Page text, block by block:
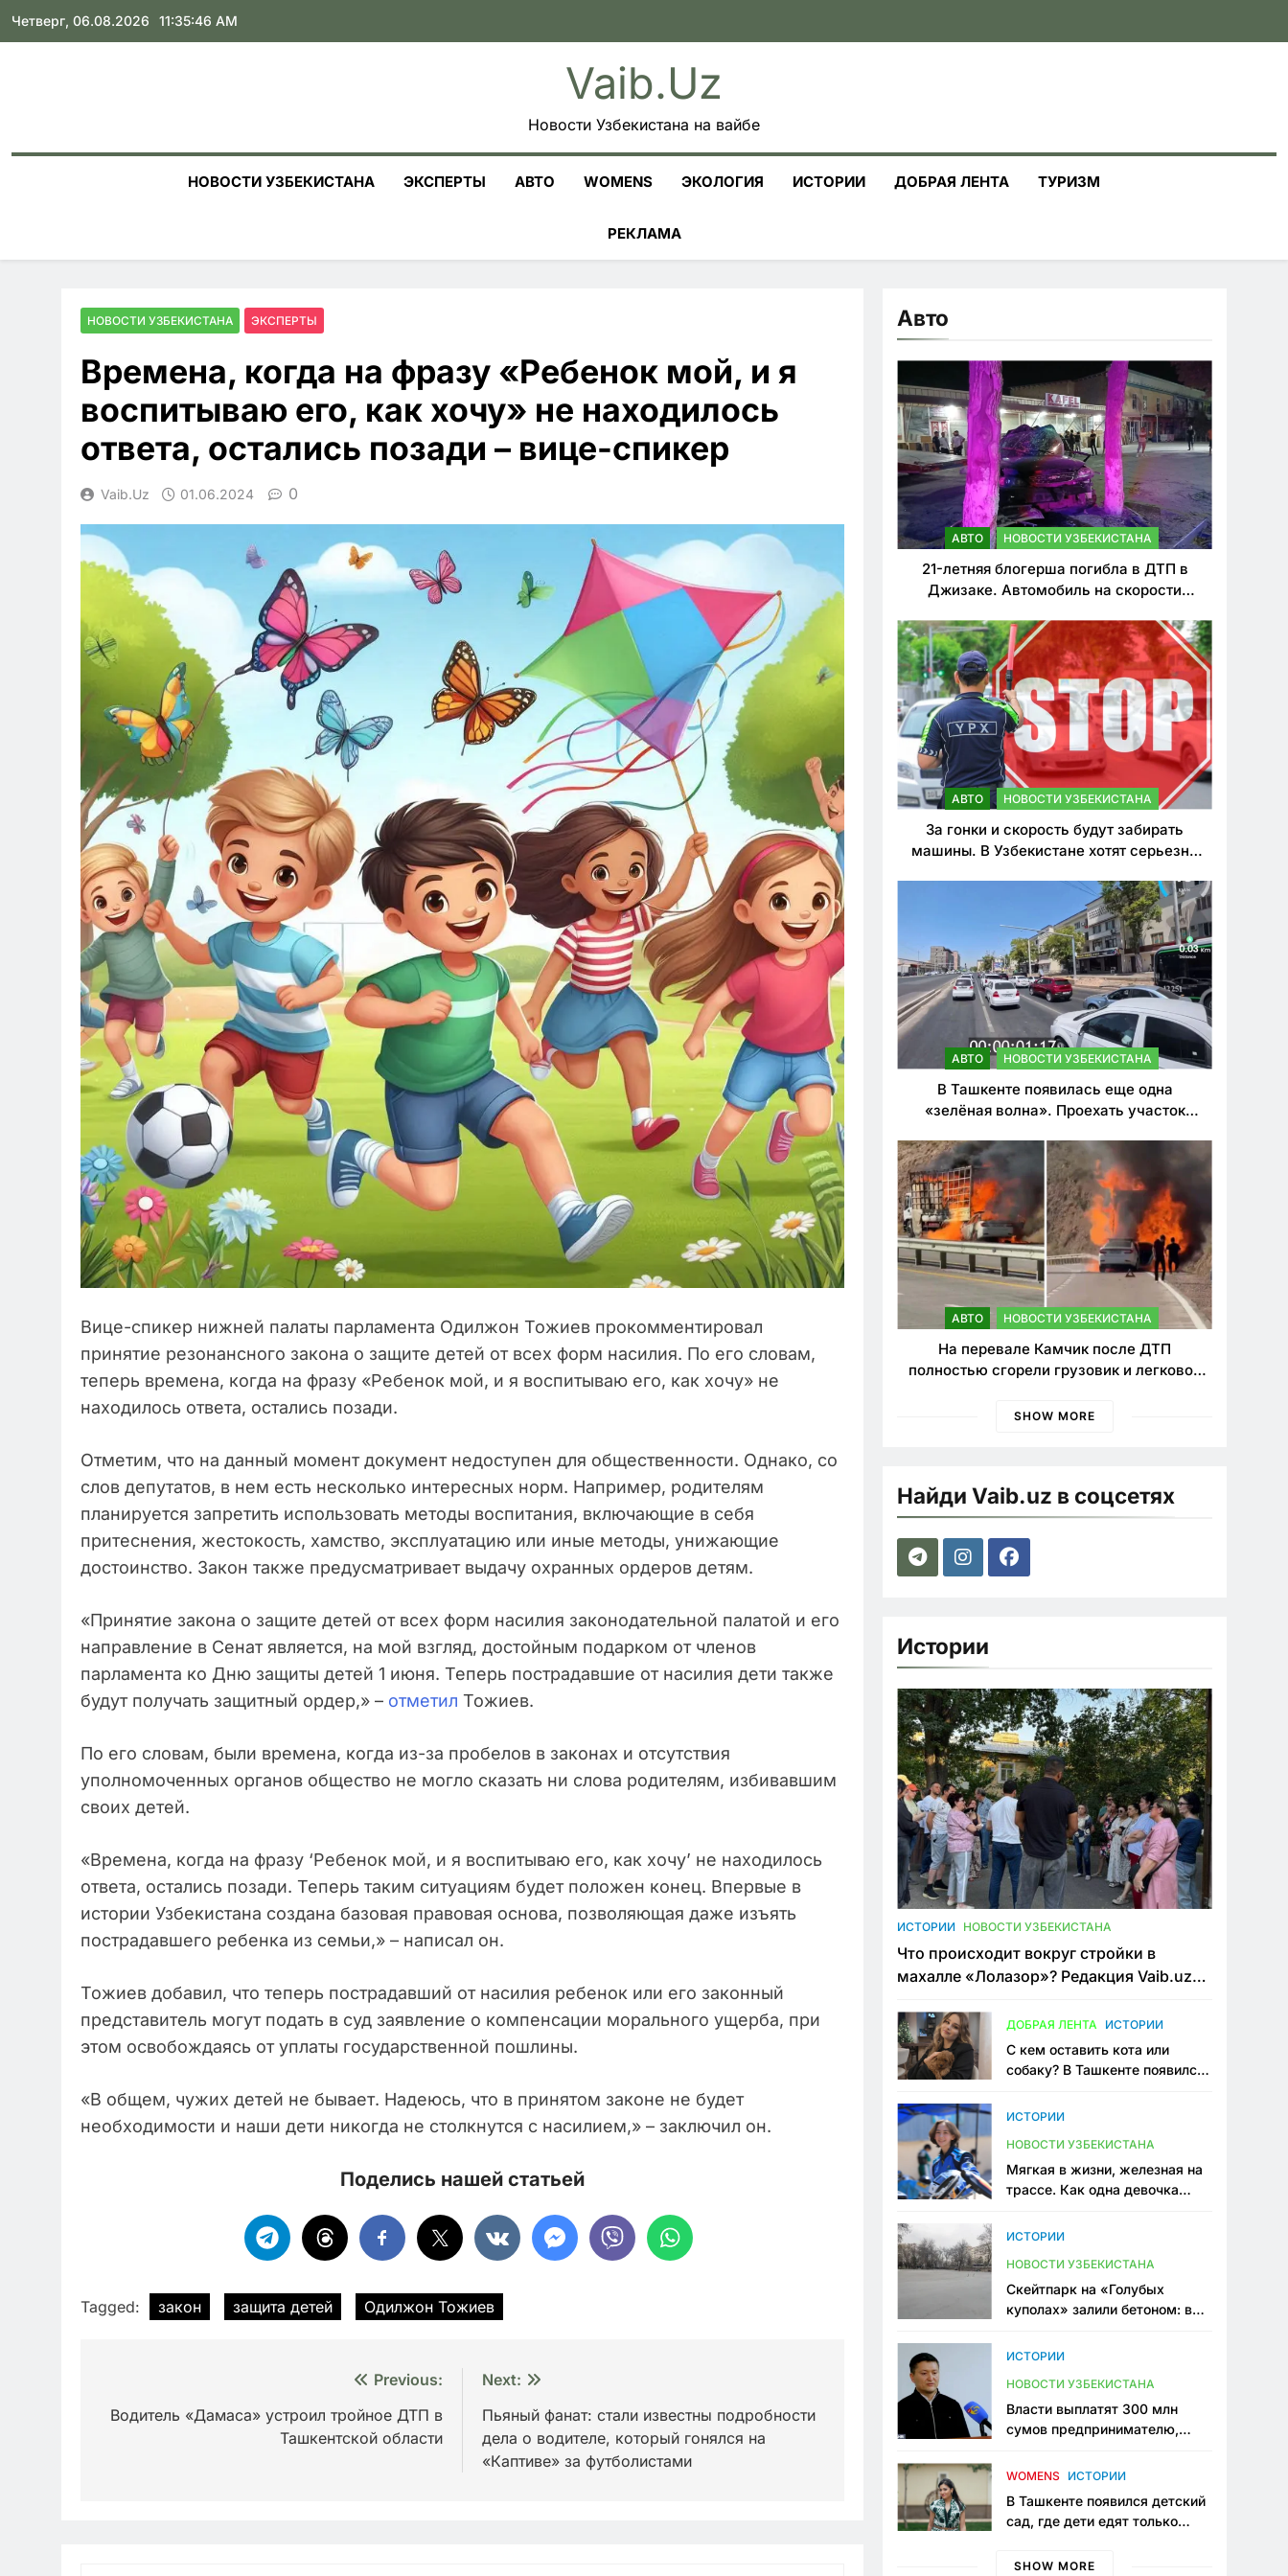
Skip
Четверг, 06.08.2026 11:35:48 AM
Vaib.uz
Новости Узбекистана на вайбе
НОВОСТИ УЗБЕКИСТАНА ЭКСПЕРТЫ АВТО WOMENS ЭКОЛОГИЯ ИСТОРИИ ДОБРАЯ ЛЕНТА ТУРИЗМ
РЕКЛАМА
НОВОСТИ УЗБЕКИСТАНА ЭКСПЕРТЫ
Времена, когда на фразу «Ребенок мой, и я
воспитываю его, как хочу» не находилось
ответа, остались позади – вице-спикер
Vaib.uz 01.06.2024 0
Вице-спикер нижней палаты парламента Одилжон Тожиев прокомментировал
принятие резонансного закона о защите детей от всех форм насилия. По его словам,
теперь времена, когда на фразу «Ребенок мой, и я воспитываю его, как хочу» не
находилось ответа, остались позади.
Отметим, что на данный момент документ недоступен для общественности. Однако, со
слов депутатов, в нем есть несколько интересных норм. Например, родителям
планируется запретить использовать методы воспитания, включающие в себя
притеснения, жестокость, хамство, эксплуатацию или иные методы, унижающие
достоинство. Закон также предусматривает выдачу охранных ордеров детям.
«Принятие закона о защите детей от всех форм насилия законодательной палатой и его
направление в Сенат является, на мой взгляд, достойным подарком от членов
парламента ко Дню защиты детей 1 июня. Теперь пострадавшие от насилия дети также
будут получать защитный ордер,» – отметил Тожиев.
По его словам, были времена, когда из-за пробелов в законах и отсутствия
уполномоченных органов общество не могло сказать ни слова родителям, избивавшим
своих детей.
«Времена, когда на фразу ‘Ребенок мой, и я воспитываю его, как хочу’ не находилось
ответа, остались позади. Теперь таким ситуациям будет положен конец. Впервые в
истории Узбекистана создана базовая правовая основа, позволяющая даже изъять
пострадавшего ребенка из семьи,» – написал он.
Тожиев добавил, что теперь пострадавший от насилия ребенок или его законный
представитель могут подать в суд заявление о компенсации морального ущерба, при
этом освобождаясь от уплаты государственной пошлины.
«В общем, чужих детей не бывает. Надеюсь, что в принятом законе не будет
необходимости и наши дети никогда не столкнутся с насилием,» – заключил он.
Поделись нашей статьей
Tagged: закон защита детей Одилжон Тожиев
по
Previous:
Водитель «Дамаса» устроил тройное ДТП в
Ташкентской области
Next:
Пьяный фанат: стали известны подробности
дела о водителе, который гонялся на
«Каптиве» за футболистами
Авто
АВТО НОВОСТИ УЗБЕКИСТАНА
21-летняя блогерша погибла в ДТП в
Джизаке. Автомобиль на скорости
АВТО НОВОСТИ УЗБЕКИСТАНА
За гонки и скорость будут забирать
машины. В Узбекистане хотят серьезно
АВТО НОВОСТИ УЗБЕКИСТАНА
В Ташкенте появилась еще одна
«зелёная волна». Проехать участок
АВТО НОВОСТИ УЗБЕКИСТАНА
На перевале Камчик после ДТП
полностью сгорели грузовик и легковой
SHOW MORE
Найди Vaib.uz в соцсетях
Истории
ИСТОРИИ НОВОСТИ УЗБЕКИСТАНА
Что происходит вокруг стройки в
махалле «Лолазор»? Редакция Vaib.uz
конфликта
ДОБРАЯ ЛЕНТА ИСТОРИИ
С кем оставить кота или
собаку? В Ташкенте появился
ИСТОРИИ
НОВОСТИ УЗБЕКИСТАНА
Мягкая в жизни, железная на
трассе. Как одна девочка
Узбекистане
ИСТОРИИ
НОВОСТИ УЗБЕКИСТАНА
Скейтпарк на «Голубых
куполах» залили бетоном: в
одно общественное
ИСТОРИИ
НОВОСТИ УЗБЕКИСТАНА
Власти выплатят 300 млн
сумов предпринимателю,
тюрьме по незаконному
WOMENS ИСТОРИИ
В Ташкенте появился детский
сад, где дети едят только
мама, которая устала просить
SHOW MORE